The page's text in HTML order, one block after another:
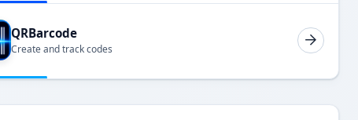
QRBarcode
Create and track codes